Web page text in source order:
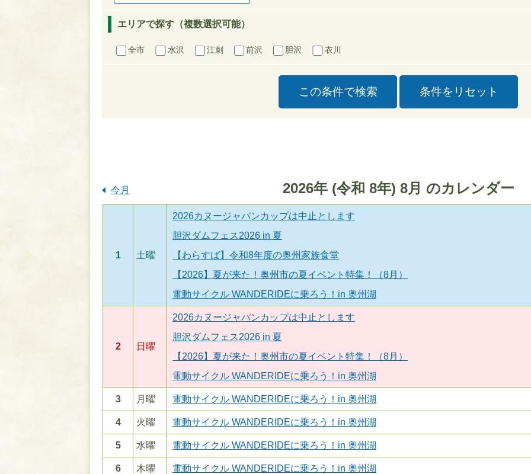
エリアで探す（複数選択可能）
全市 水沢 江刺 前沢 胆沢 衣川
今月 2026年 (令和 8年) 8月 のカレンダー
1 土曜
2026カヌージャパンカップは中止とします
胆沢ダムフェス2026 in 夏
【わらすば】令和8年度の奥州家族食堂
【2026】夏が来た！奥州市の夏イベント特集！（8月）
電動サイクル WANDERIDEに乗ろう！in 奥州湖
2 日曜
2026カヌージャパンカップは中止とします
胆沢ダムフェス2026 in 夏
【2026】夏が来た！奥州市の夏イベント特集！（8月）
電動サイクル WANDERIDEに乗ろう！in 奥州湖
3 月曜 電動サイクル WANDERIDEに乗ろう！in 奥州湖
4 火曜 電動サイクル WANDERIDEに乗ろう！in 奥州湖
5 水曜 電動サイクル WANDERIDEに乗ろう！in 奥州湖
6 木曜 電動サイクル WANDERIDEに乗ろう！in 奥州湖